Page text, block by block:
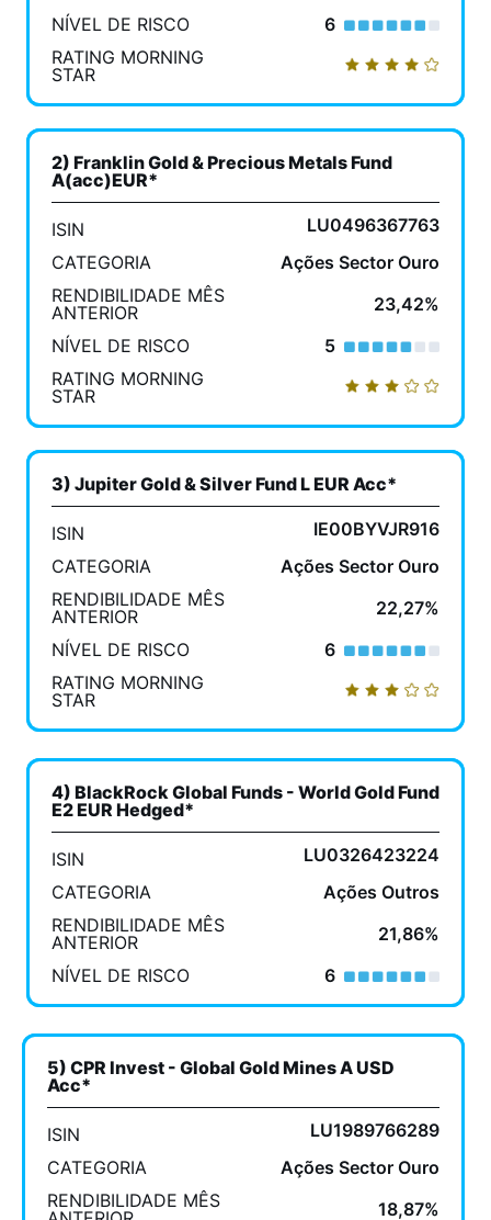
NÍVEL DE RISCO
6
RATING MORNING
STAR
2) Franklin Gold & Precious Metals Fund
A(acc)EUR*
ISIN
LU0496367763
CATEGORIA
Ações Sector Ouro
RENDIBILIDADE MÊS
ANTERIOR
23,42%
NÍVEL DE RISCO
5
RATING MORNING
STAR
3) Jupiter Gold & Silver Fund L EUR Acc*
ISIN
IE00BYVJR916
CATEGORIA
Ações Sector Ouro
RENDIBILIDADE MÊS
ANTERIOR
22,27%
NÍVEL DE RISCO
6
RATING MORNING
STAR
4) BlackRock Global Funds - World Gold Fund
E2 EUR Hedged*
ISIN
LU0326423224
CATEGORIA
Ações Outros
RENDIBILIDADE MÊS
ANTERIOR
21,86%
NÍVEL DE RISCO
6
5) CPR Invest - Global Gold Mines A USD
Acc*
ISIN
LU1989766289
CATEGORIA
Ações Sector Ouro
RENDIBILIDADE MÊS
18,87%